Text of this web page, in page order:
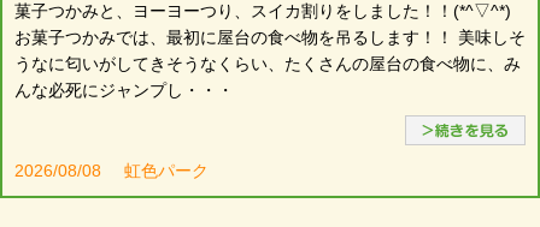
菓子つかみと、ヨーヨーつり、スイカ割りをしました！！(*^▽^*)
お菓子つかみでは、最初に屋台の食べ物を吊るします！！ 美味しそ
うなに匂いがしてきそうなくらい、たくさんの屋台の食べ物に、み
んな必死にジャンプし・・・
2026/08/08 虹色パーク